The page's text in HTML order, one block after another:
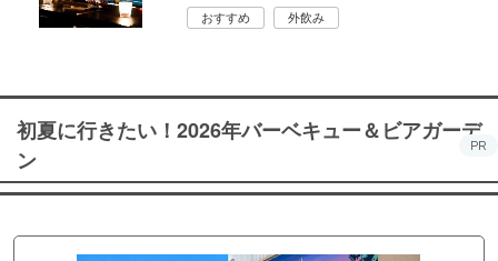
おすすめ 外飲み
初夏に行きたい！2026年バーベキュー＆ビアガーデ
ン
PR